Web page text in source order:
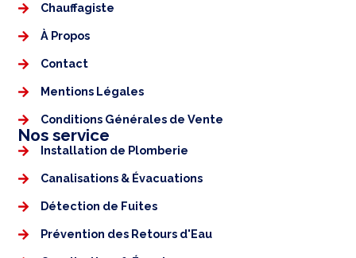
Chauffagiste
À Propos
Contact
Mentions Légales​
Conditions Générales de Vente
Nos service
Installation de Plomberie
Canalisations & Évacuations
Détection de Fuites
Prévention des Retours d'Eau